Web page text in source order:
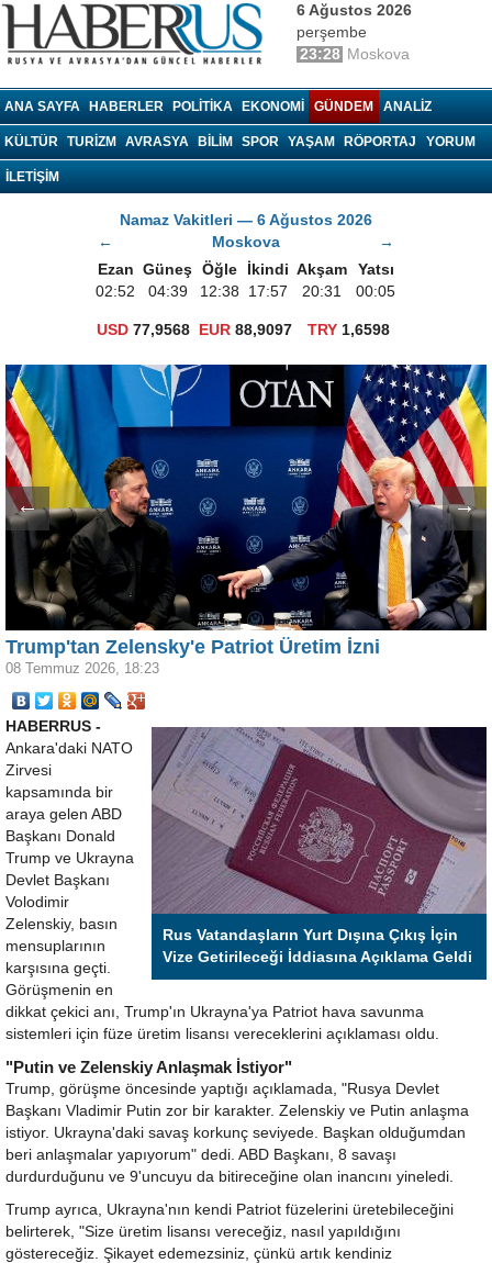
6 Ağustos 2026
perşembe
23:28 Moskova
ANA SAYFA HABERLER POLITIKA EKONOMI GÜNDEM ANALIZ
KÜLTÜR TURIZM AVRASYA BILIM SPOR YAŞAM RÖPORTAJ YORUM
İLETİŞİM
Namaz Vakitleri — 6 Ağustos 2026
←
Moskova
→
Ezan Güneş Öğle İkindi Akşam
Yatsı
02:52
04:39 12:38 17:57 20:31 00:05
USD 77,9568 EUR 88,9097 TRY1,6598
← →
Trump'tan Zelensky'e Patriot Üretim İzni
08 Temmuz 2026, 18:23
Rus Vatandaşların Yurt Dışına Çıkış İçin
Vize Getirileceği İddiasına Açıklama Geldi
HABERRUS -
Ankara'daki NATO
Zirvesi
kapsamında bir
araya gelen ABD
Başkanı Donald
Trump ve Ukrayna
Devlet Başkanı
Volodimir
Zelenskiy, basın
mensuplarının
karşısına geçti.
Görüşmenin en
dikkat çekici anı, Trump'ın Ukrayna'ya Patriot hava savunma
sistemleri için füze üretim lisansı vereceklerini açıklaması oldu.
"Putin ve Zelenskiy Anlaşmak İstiyor"
Trump, görüşme öncesinde yaptığı açıklamada, "Rusya Devlet
Başkanı Vladimir Putin zor bir karakter. Zelenskiy ve Putin anlaşma
istiyor. Ukrayna'daki savaş korkunç seviyede. Başkan olduğumdan
beri anlaşmalar yapıyorum" dedi. ABD Başkanı, 8 savaşı
durdurduğunu ve 9'uncuyu da bitireceğine olan inancını yineledi.
Trump ayrıca, Ukrayna'nın kendi Patriot füzelerini üretebileceğini
belirterek, "Size üretim lisansı vereceğiz, nasıl yapıldığını
göstereceğiz. Şikayet edemezsiniz, çünkü artık kendiniz